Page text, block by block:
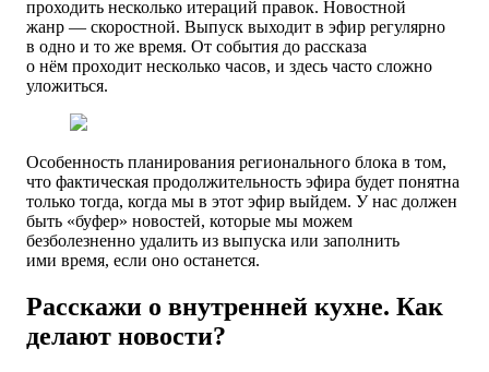
проходить несколько итераций правок. Новостной
жанр — скоростной. Выпуск выходит в эфир регулярно
в одно и то же время. От события до рассказа
о нём проходит несколько часов, и здесь часто сложно
уложиться.
Особенность планирования регионального блока в том,
что фактическая продолжительность эфира будет понятна
только тогда, когда мы в этот эфир выйдем. У нас должен
быть «буфер» новостей, которые мы можем
безболезненно удалить из выпуска или заполнить
ими время, если оно останется.
Расскажи о внутренней кухне. Как
делают новости?